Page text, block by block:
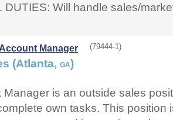
DUTIES: Will handle sales/
Account Manager (79444-1)
(Atlanta, GA)
Manager is an outside sales
own tasks. This position